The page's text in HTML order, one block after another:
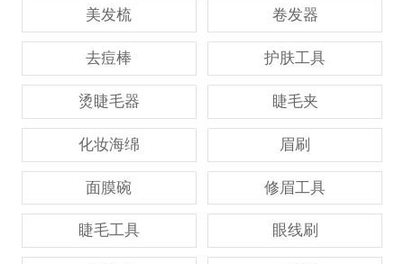
美发梳 卷发器
去痘棒 护肤工具
烫睫毛器 睫毛夹
化妆海绵 眉刷
面膜碗 修眉工具
睫毛工具 眼线刷